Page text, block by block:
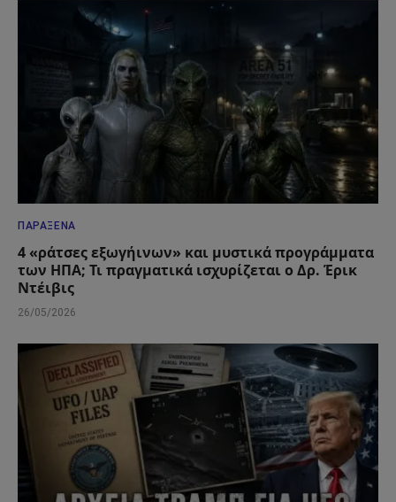
ΠΑΡΆΞΕΝΑ
4 «ράτσες εξωγήινων» και μυστικά προγράμματα
των ΗΠΑ; Τι πραγματικά ισχυρίζεται ο Δρ. Έρικ
Ντέιβις
26/05/2026